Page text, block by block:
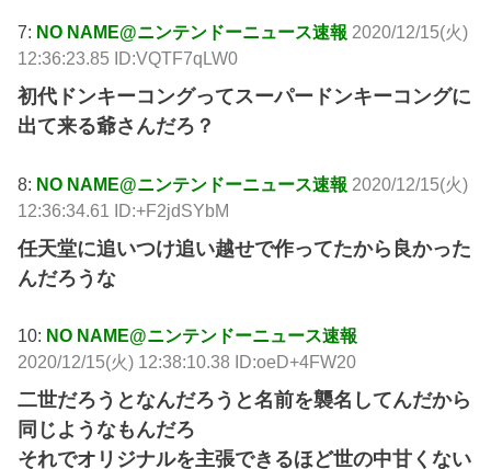
7: NO NAME@ニンテンドーニュース速報 2020/12/15(火)
12:36:23.85 ID:VQTF7qLW0
初代ドンキーコングってスーパードンキーコングに
出て来る爺さんだろ？
8: NO NAME@ニンテンドーニュース速報 2020/12/15(火)
12:36:34.61 ID:+F2jdSYbM
任天堂に追いつけ追い越せで作ってたから良かった
んだろうな
10: NO NAME@ニンテンドーニュース速報
2020/12/15(火) 12:38:10.38 ID:oeD+4FW20
二世だろうとなんだろうと名前を襲名してんだから
同じようなもんだろ
それでオリジナルを主張できるほど世の中甘くない